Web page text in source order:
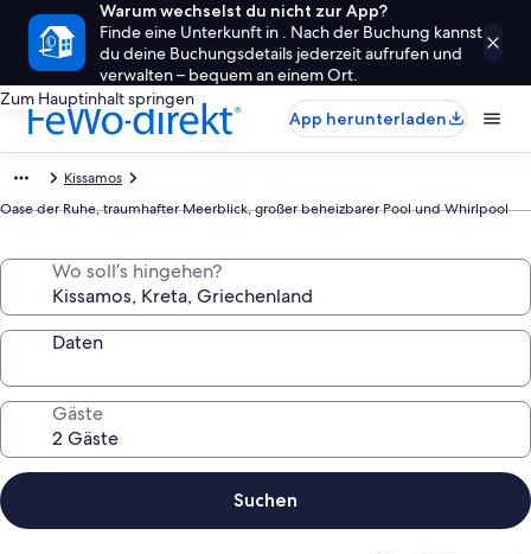
Warum wechselst du nicht zur App?
Finde eine Unterkunft in . Nach der Buchung kannst
du deine Buchungsdetails jederzeit aufrufen und
verwalten – bequem an einem Ort.
Zum Hauptinhalt springen
App herunterladen
Kissamos
Oase der Ruhe, traumhafter Meerblick, großer beheizbarer Pool und Whirlpool
Wo soll’s hingehen?
Daten
Gäste
Suchen